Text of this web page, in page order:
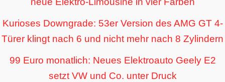
Kurioses Downgrade: 53er Version des AMG GT 4-
Türer klingt nach 6 und nicht mehr nach 8 Zylindern
99 Euro monatlich: Neues Elektroauto Geely E2
setzt VW und Co. unter Druck